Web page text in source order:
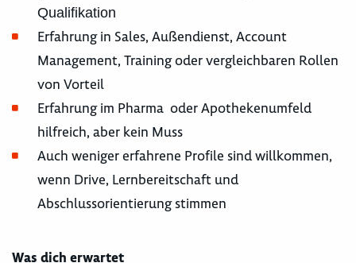
Qualifikation
Erfahrung in Sales, Außendienst, Account
Management, Training oder vergleichbaren Rollen
von Vorteil
Erfahrung im Pharma oder Apothekenumfeld
hilfreich, aber kein Muss
Auch weniger erfahrene Profile sind willkommen,
wenn Drive, Lernbereitschaft und
Abschlussorientierung stimmen
Was dich erwartet